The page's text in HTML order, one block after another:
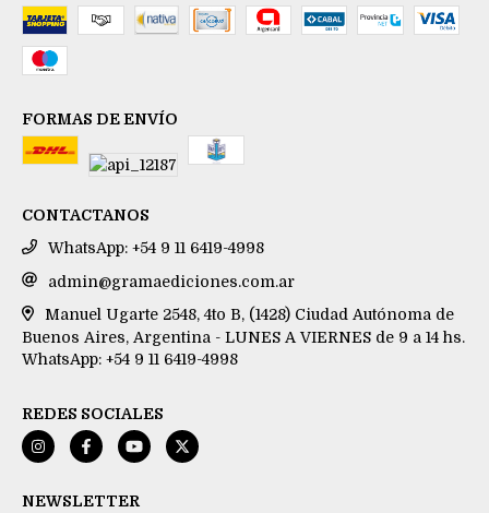
FORMAS DE ENVÍO
CONTACTANOS
WhatsApp: +54 9 11 6419-4998
admin@gramaediciones.com.ar
Manuel Ugarte 2548, 4to B, (1428) Ciudad Autónoma de
Buenos Aires, Argentina - LUNES A VIERNES de 9 a 14 hs.
WhatsApp: +54 9 11 6419-4998
REDES SOCIALES
NEWSLETTER